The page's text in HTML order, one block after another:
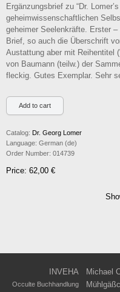
Ergänzungsbrief zu “Dr.
geheimwissenschaftlichen
geheimer Seelenkräfte. Erster
Brief, so auch die Überschrift
Austattung aber mit Reihentitel
von Baumann (teilw.) der
fleckig. Gutes Exemplar. Sehr
Catalog: Dr. Georg Lomer
Language: German (de)
Order Number: 014739
Price: 62,00 €
INVEHA Michael
Occulte Buchhandlung